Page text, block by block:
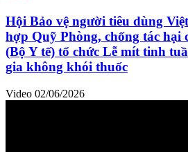
Hội Bảo vệ người tiêu dùng
hợp Quỹ Phòng, chống tác hại
(Bộ Y tế) tổ chức Lễ mít tinh
gia không khói thuốc
Video 02/06/2026